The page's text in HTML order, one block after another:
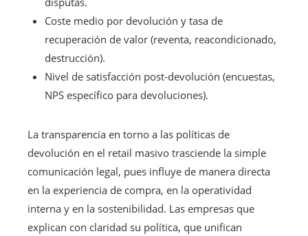
Coste medio por devolución y tasa de
recuperación de valor (reventa, reacondicionado,
destrucción).
Nivel de satisfacción post-devolución (encuestas,
NPS específico para devoluciones).
La transparencia en torno a las políticas de
devolución en el retail masivo trasciende la simple
comunicación legal, pues influye de manera directa
en la experiencia de compra, en la operatividad
interna y en la sostenibilidad. Las empresas que
explican con claridad su política, que unifican